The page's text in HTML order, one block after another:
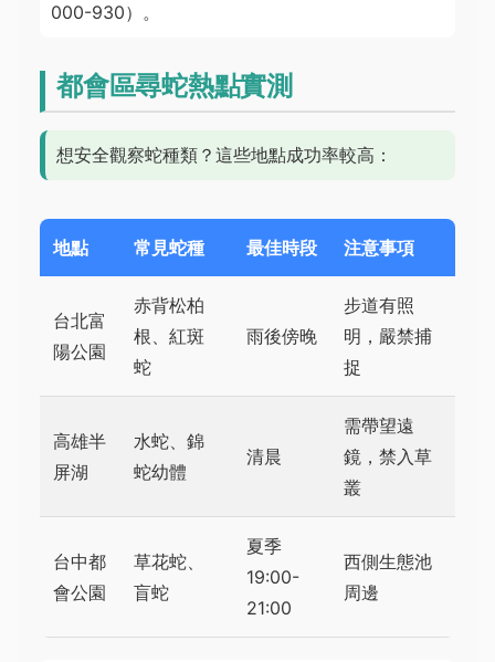
000-930）。
都會區尋蛇熱點實測
想安全觀察蛇種類？這些地點成功率較高：
地點 常見蛇種 最佳時段 注意事項
台北富
陽公園
赤背松柏
根、紅斑
蛇
雨後傍晚
步道有照
明，嚴禁捕
捉
高雄半
屏湖
水蛇、錦
蛇幼體
清晨
需帶望遠
鏡，禁入草
叢
台中都
會公園
草花蛇、
盲蛇
夏季
19:00-
21:00
西側生態池
周邊